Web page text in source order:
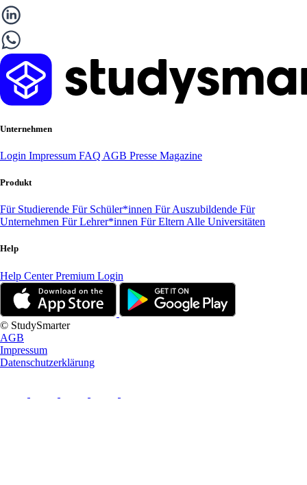
Unternehmen
Login Impressum FAQ AGB Presse Magazine
Produkt
Für Studierende Für Schüler*innen Für Auszubildende Für
Unternehmen Für Lehrer*innen Für Eltern Alle Universitäten
Help
Help CenterPremium Login
© StudySmarter
AGB
Impressum
Datenschutzerklärung